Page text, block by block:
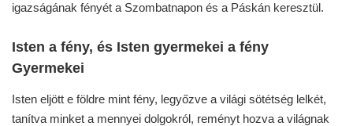
igazságának fényét a Szombatnapon és a Páskán keresztül.
Isten a fény, és Isten gyermekei a fény
Gyermekei
Isten eljött e földre mint fény, legyőzve a világi sötétség lelkét,
tanítva minket a mennyei dolgokról, reményt hozva a világnak